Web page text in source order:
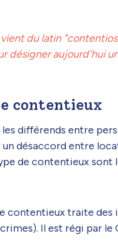
du latin
désigner aujourd'hui
contentieux
différends entre
désaccord entre
de contentieux
contentieux traite des
Il est régi par